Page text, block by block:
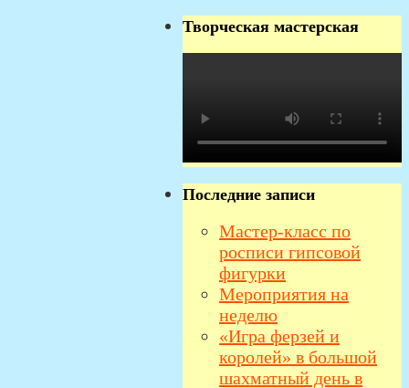
Творческая мастерская
Последние записи
Мастер-класс по
росписи гипсовой
фигурки
Мероприятия на
неделю
«Игра ферзей и
королей» в большой
шахматный день в